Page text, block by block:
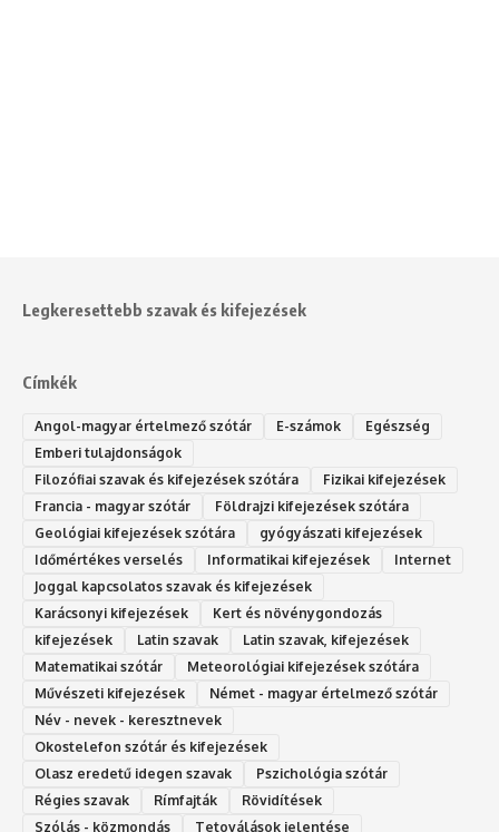
Legkeresettebb szavak és kifejezések
Címkék
Angol-magyar értelmező szótár E-számok
Egészség
Emberi tulajdonságok
Filozófiai szavak és kifejezések szótára
Fizikai kifejezések
Francia - magyar szótár
Földrajzi kifejezések szótára
Geológiai kifejezések szótára
gyógyászati kifejezések
Időmértékes verselés
Informatikai kifejezések
Internet
Joggal kapcsolatos szavak és kifejezések
Karácsonyi kifejezések
Kert és növénygondozás
kifejezések
Latin szavak
Latin szavak, kifejezések
Matematikai szótár
Meteorológiai kifejezések szótára
Művészeti kifejezések
Német - magyar értelmező szótár
Név - nevek - keresztnevek
Okostelefon szótár és kifejezések
Olasz eredetű idegen szavak
Ps‮gólohciz‬ia s‮átóz‬r
Régies szavak
Rímfajták
Rövidítések
Szólás - közmondás
Tetoválások jelentése